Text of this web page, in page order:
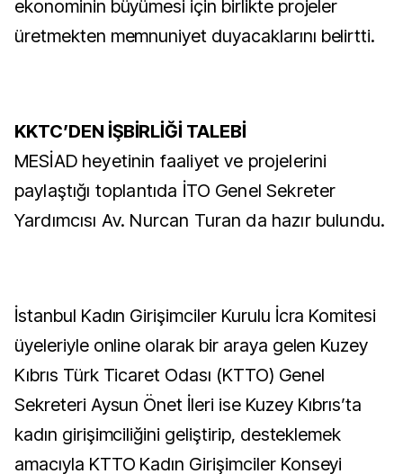
ekonominin büyümesi için birlikte projeler
üretmekten memnuniyet duyacaklarını belirtti.
KKTC’DEN İŞBİRLİĞİ TALEBİ
MESİAD heyetinin faaliyet ve projelerini
paylaştığı toplantıda İTO Genel Sekreter
Yardımcısı Av. Nurcan Turan da hazır bulundu.
İstanbul Kadın Girişimciler Kurulu İcra Komitesi
üyeleriyle online olarak bir araya gelen Kuzey
Kıbrıs Türk Ticaret Odası (KTTO) Genel
Sekreteri Aysun Önet İleri ise Kuzey Kıbrıs’ta
kadın girişimciliğini geliştirip, desteklemek
amacıyla KTTO Kadın Girişimciler Konseyi